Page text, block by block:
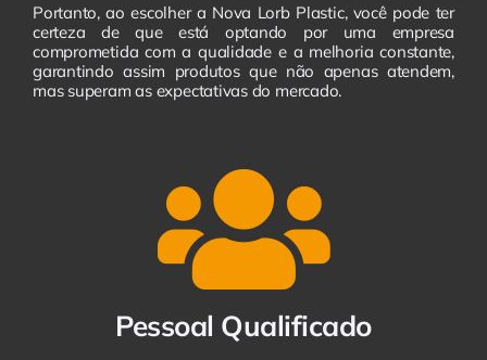
Portanto, ao escolher a Nova Lorb Plastic, você pode ter
certeza de que está optando por uma empresa
comprometida com a qualidade e a melhoria constante,
garantindo assim produtos que não apenas atendem,
mas superam as expectativas do mercado.
Pessoal Qualificado